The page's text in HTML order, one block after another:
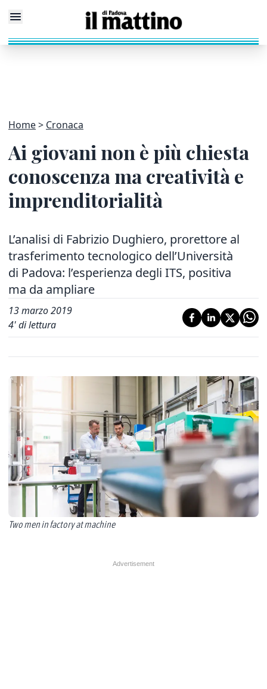
Home Cronaca
Ai giovani non è più chiesta
conoscenza ma creatività e
imprenditorialità
L’analisi di Fabrizio Dughiero, prorettore al
trasferimento tecnologico dell’Università
di Padova: l’esperienza degli ITS, positiva
ma da ampliare
13 marzo 2019
4' di lettura
Two men in factory at machine